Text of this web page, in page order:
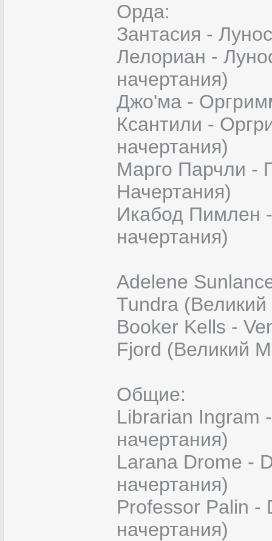
Орда:
Зантасия -
Лелориан -
начертания)
Джо'ма -
Ксантили -
начертания)
Марго Парчли -
Начертания)
Икабод Пимлен
начертания)
Adelene
Tundra
Booker Kells -
Fjord (Великий
Общие:
Librarian Ingram
начертания)
Larana Drome -
начертания)
Professor Palin -
начертания)